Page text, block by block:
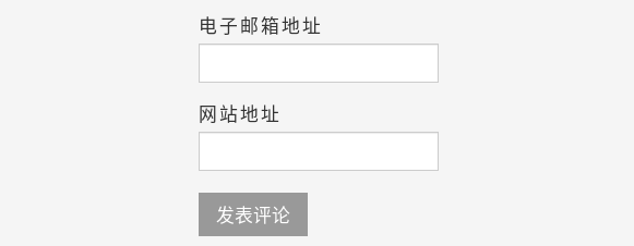
电子邮箱地址
网站地址